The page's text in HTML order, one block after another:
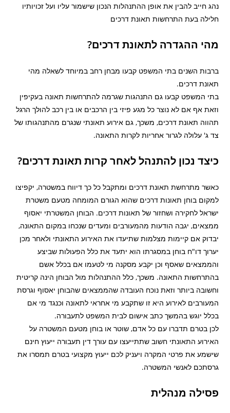
נהג חייב להבין את אופן ההתנהלות הנכון שישמור עליו ועל זכויותיו
חלילה בעת התרחשות תאונת דרכים
מהי ההגדרה לתאונת דרכים?
ברבות השנים בתי המשפט קבעו מבחן רחב במיוחד לשאלה מהי
תאונת דרכים.
בתי המשפט קבעו גם התנהגות שגרמה להתרחשות תאונה בעקיפין
וזאת אף אם לא נוצר כל מגע פיזי בין הרכבים או בין רכב להולך הרגל
תהווה תאונת דרכים, משכך, גם אירוע תאונתי שנגרם מהתנהגותו של
צד ג' עלולה לגרור אחריות לקרות התאונה.
כיצד נכון להתנהל לאחר קרות תאונת דרכים?
כאשר מתרחשת תאונת דרכים ומתקבל כל כך דיווח במשטרה, יקפיצו
למקום בוחן תאונות דרכים שהוא הגורם המומחה מטעם משטרת
ישראל לחקירה ושחזור של תאונות דרכים. הבוחן המשטרתי יאסוף
ממצאים, יגבה הודעות מהמעורבים ומעדים שנכחו במקום התאונה,
יבדוק אם קיימות מצלמות שתיעדו את האירוע התאונתי ולאחר מכן
יערוך דו"ח בוחן במסגרתו הוא יתעד את כלל הפעולות שביצע
והממצאים שאסף וכן יקבע מסקנה מי לטעמו אם בכלל אשם
בהתרחשות התאונה. משכך, כלל ההתנהלות מול הבוחן הינה קריטית
וחשובה ביותר וזאת נוכח העובדה שהממצאים שהבוחן יאסוף וגרסת
המעורבים לאירוע היא זו שתקבע מי אחראי לתאונה וכנגד מי אם
בכלל יוגש בהמשך כתב אישום לבית המשפט לתעבורה.
לכן בטרם תדברו עם כל אדם, שוטר או בוחן מטעם המשטרה על
האירוע התאונתי חשוב שתתייעצו עם עורך דין תעבורה ייעוץ חינם
שישמע את פרטי המקרה ויעניק לכם ייעוץ מקצועי בטרם תמסרו את
גרסתכם לאנשי המשטרה.
פסילה מנהלית